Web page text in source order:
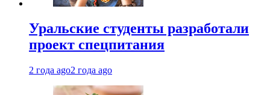
Уральские студенты разработали
проект спецпитания
2 года ago2 года ago